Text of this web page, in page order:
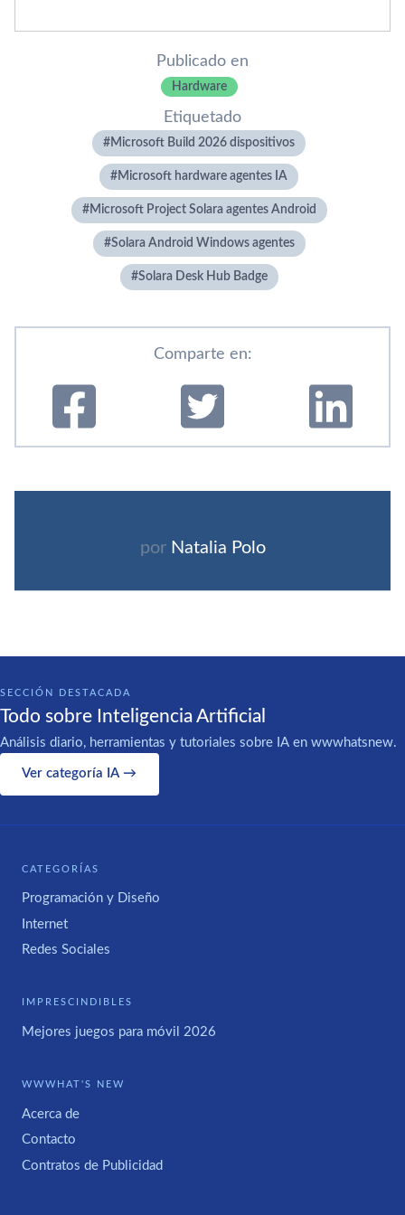
Publicado en
Hardware
Etiquetado
Microsoft Build 2026 dispositivos
Microsoft hardware agentes IA
Microsoft Project Solara agentes Android
Solara Android Windows agentes
Solara Desk Hub Badge
Comparte en:
por Natalia Polo
SECCIÓN DESTACADA
Todo sobre Inteligencia Artificial
Análisis diario, herramientas y tutoriales sobre IA en wwwhatsnew.
Ver categoría IA →
CATEGORÍAS
Programación y Diseño
Internet
Redes Sociales
IMPRESCINDIBLES
Mejores juegos para móvil 2026
WWWHAT'S NEW
Acerca de
Contacto
Contratos de Publicidad